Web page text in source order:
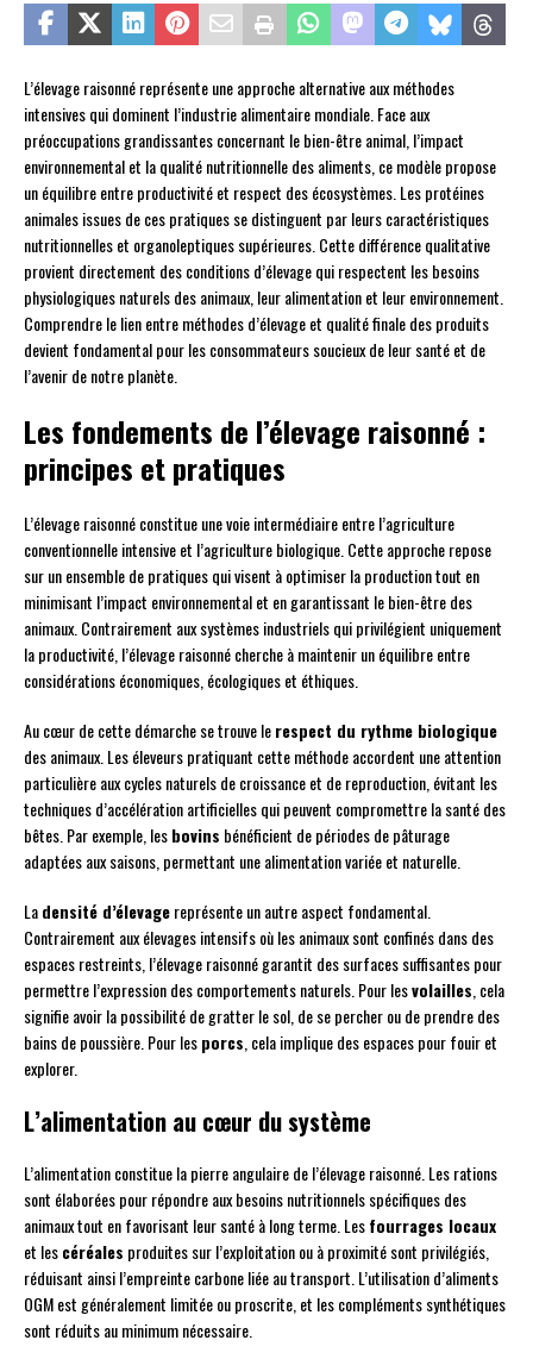
L’élevage raisonné représente une approche alternative aux méthodes
intensives qui dominent l’industrie alimentaire mondiale. Face aux
préoccupations grandissantes concernant le bien-être animal, l’impact
environnemental et la qualité nutritionnelle des aliments, ce modèle propose
un équilibre entre productivité et respect des écosystèmes. Les protéines
animales issues de ces pratiques se distinguent par leurs caractéristiques
nutritionnelles et organoleptiques supérieures. Cette différence qualitative
provient directement des conditions d’élevage qui respectent les besoins
physiologiques naturels des animaux, leur alimentation et leur environnement.
Comprendre le lien entre méthodes d’élevage et qualité finale des produits
devient fondamental pour les consommateurs soucieux de leur santé et de
l’avenir de notre planète.
Les fondements de l’élevage raisonné :
principes et pratiques
L’élevage raisonné constitue une voie intermédiaire entre l’agriculture
conventionnelle intensive et l’agriculture biologique. Cette approche repose
sur un ensemble de pratiques qui visent à optimiser la production tout en
minimisant l’impact environnemental et en garantissant le bien-être des
animaux. Contrairement aux systèmes industriels qui privilégient uniquement
la productivité, l’élevage raisonné cherche à maintenir un équilibre entre
considérations économiques, écologiques et éthiques.
Au cœur de cette démarche se trouve lerespect du rythme biologique
des animaux. Les éleveurs pratiquant cette méthode accordent une attention
particulière aux cycles naturels de croissance et de reproduction, évitant les
techniques d’accélération artificielles qui peuvent compromettre la santé des
bêtes. Par exemple, lesbovins bénéficient de périodes de pâturage
adaptées aux saisons, permettant une alimentation variée et naturelle.
Ladensité d’élevagereprésente un autre aspect fondamental.
Contrairement aux élevages intensifs où les animaux sont confinés dans des
espaces restreints, l’élevage raisonné garantit des surfaces suffisantes pour
permettre l’expression des comportements naturels. Pour lesvolailles , cela
signifie avoir la possibilité de gratter le sol, de se percher ou de prendre des
bains de poussière. Pour lesporcs , cela implique des espaces pour fouir et
explorer.
L’alimentation au cœur du système
L’alimentation constitue la pierre angulaire de l’élevage raisonné. Les rations
sont élaborées pour répondre aux besoins nutritionnels spécifiques des
animaux tout en favorisant leur santé à long terme. Lesfourrages locaux
et lescéréales produites sur l’exploitation ou à proximité sont privilégiés,
réduisant ainsi l’empreinte carbone liée au transport. L’utilisation d’aliments
OGM est généralement limitée ou proscrite, et les compléments synthétiques
sont réduits au minimum nécessaire.